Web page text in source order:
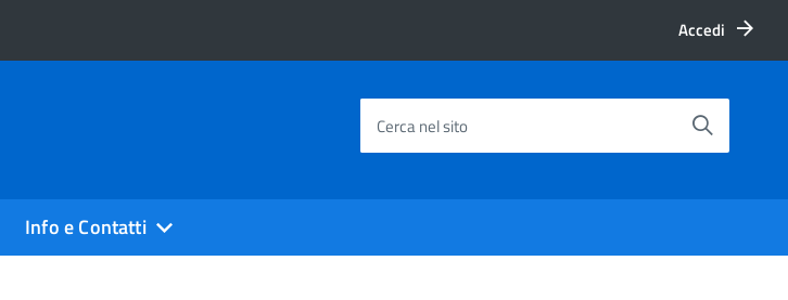
Accedi
Cerca nel sito
Info e Contatti